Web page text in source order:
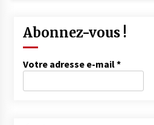
Abonnez-vous !
Votre adresse e-mail*